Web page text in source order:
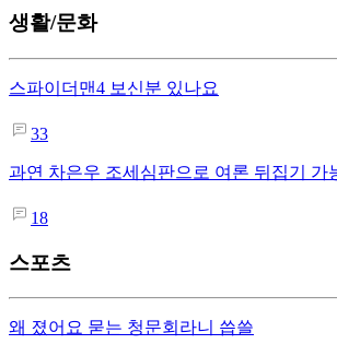
생활/문화
스파이더맨4 보신분 있나요
33
과연 차은우 조세심판으로 여론 뒤집기 가
18
스포츠
왜 졌어요 묻는 청문회라니 씁쓸